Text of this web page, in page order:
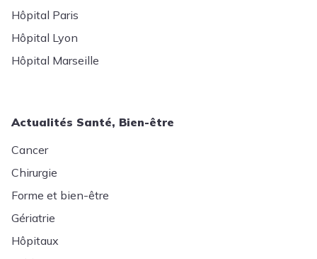
Hôpital Paris
Hôpital Lyon
Hôpital Marseille
Actualités Santé, Bien-être
Cancer
Chirurgie
Forme et bien-être
Gériatrie
Hôpitaux